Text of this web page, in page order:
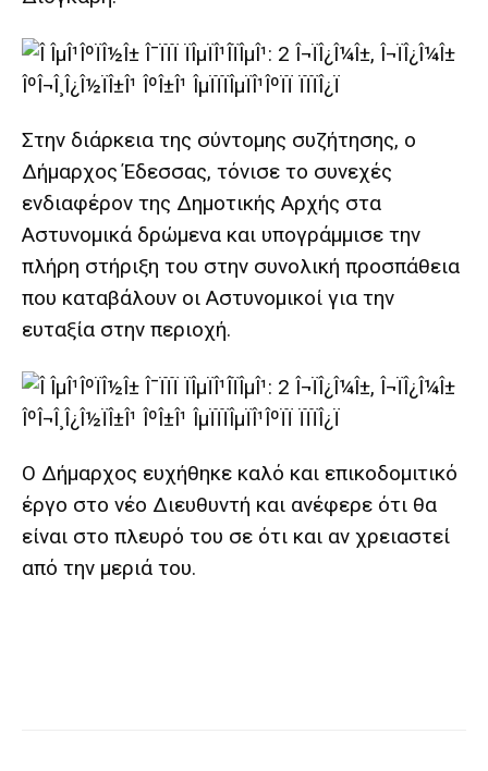
Στην διάρκεια της σύντομης συζήτησης, ο
Δήμαρχος Έδεσσας, τόνισε το συνεχές
ενδιαφέρον της Δημοτικής Αρχής στα
Αστυνομικά δρώμενα και υπογράμμισε την
πλήρη στήριξη του στην συνολική προσπάθεια
που καταβάλουν οι Αστυνομικοί για την
ευταξία στην περιοχή.
Ο Δήμαρχος ευχήθηκε καλό και επικοδομιτικό
έργο στο νέο Διευθυντή και ανέφερε ότι θα
είναι στο πλευρό του σε ότι και αν χρειαστεί
από την μεριά του.